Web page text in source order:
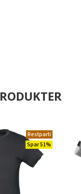
Restparti
Spar 51%